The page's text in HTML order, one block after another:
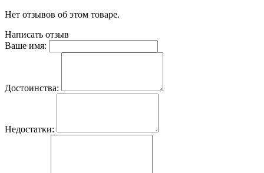
Нет отзывов об этом товаре.
Написать отзыв
Ваше имя:
Достоинства:
Недостатки: